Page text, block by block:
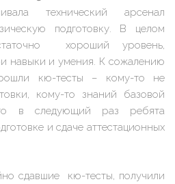
технический арсенал
подготовку. В целом
хороший уровень,
навыки и умения. К сожалению
кю-тесты – кому-то не
кому-то знаний базовой
в следующий раз ребята
и сдаче аттестационных
сдавшие кю-тесты, получили